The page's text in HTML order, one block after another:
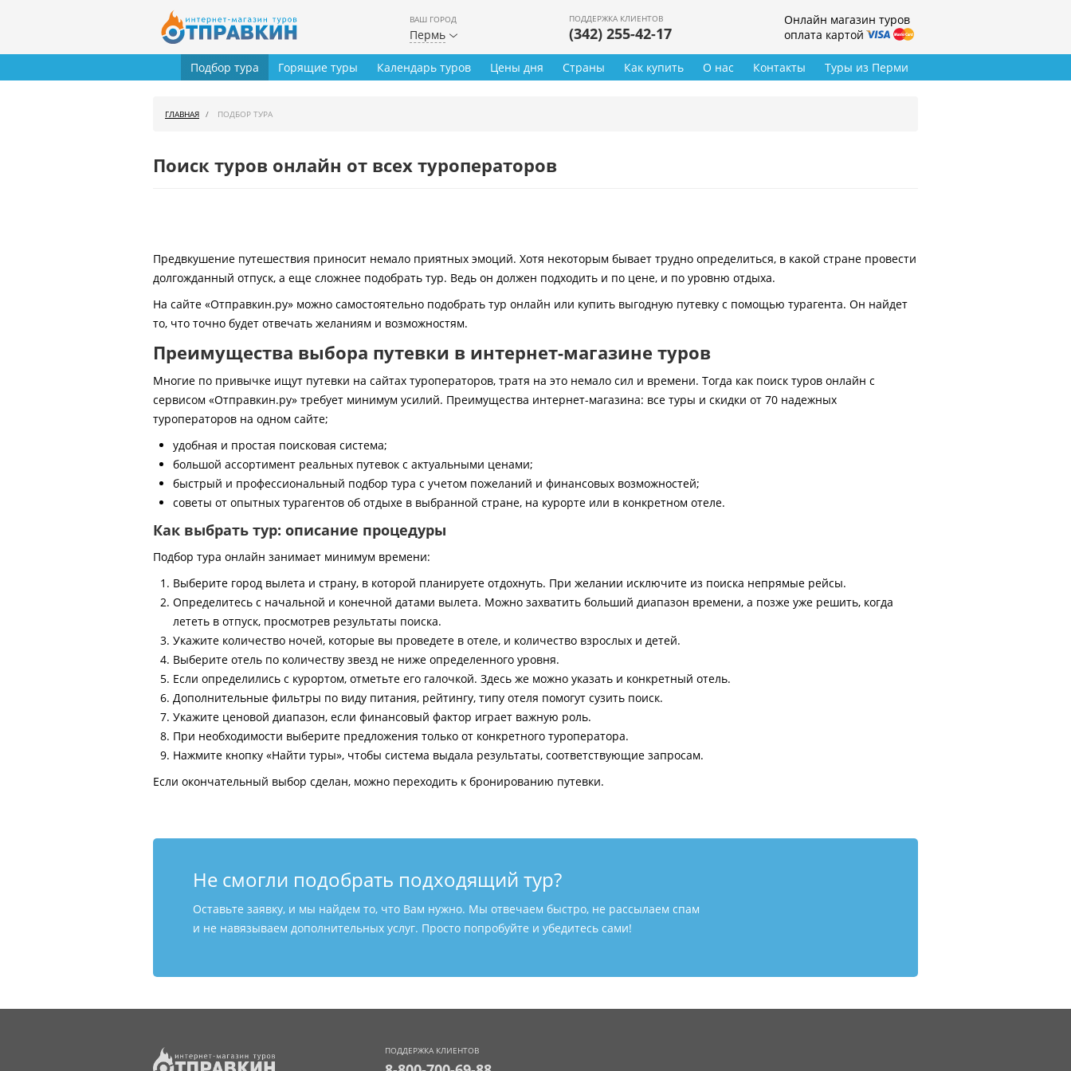
ВАШ ГОРОД
Пермь
ПОДДЕРЖКА КЛИЕНТОВ
(342) 255-42-17
Онлайн магазин туров
оплата картой
Туры из Перми
Подбор тура Горящие туры Календарь туров Цены дня Страны Как купить О нас Контакты
ГЛАВНАЯ ПОДБОР ТУРА
Поиск туров онлайн от всех туроператоров
Предвкушение путешествия приносит немало приятных эмоций. Хотя некоторым бывает трудно определиться, в какой стране провести
долгожданный отпуск, а еще сложнее подобрать тур. Ведь он должен подходить и по цене, и по уровню отдыха.
На сайте «Отправкин.ру» можно самостоятельно подобрать тур онлайн или купить выгодную путевку с помощью турагента. Он найдет
то, что точно будет отвечать желаниям и возможностям.
Преимущества выбора путевки в интернет-магазине туров
Многие по привычке ищут путевки на сайтах туроператоров, тратя на это немало сил и времени. Тогда как поиск туров онлайн с
сервисом «Отправкин.ру» требует минимум усилий. Преимущества интернет-магазина: все туры и скидки от 70 надежных
туроператоров на одном сайте;
удобная и простая поисковая система;
большой ассортимент реальных путевок с актуальными ценами;
быстрый и профессиональный подбор тура с учетом пожеланий и финансовых возможностей;
советы от опытных турагентов об отдыхе в выбранной стране, на курорте или в конкретном отеле.
Как выбрать тур: описание процедуры
Подбор тура онлайн занимает минимум времени:
Выберите город вылета и страну, в которой планируете отдохнуть. При желании исключите из поиска непрямые рейсы.
Определитесь с начальной и конечной датами вылета. Можно захватить больший диапазон времени, а позже уже решить, когда
лететь в отпуск, просмотрев результаты поиска.
Укажите количество ночей, которые вы проведете в отеле, и количество взрослых и детей.
Выберите отель по количеству звезд не ниже определенного уровня.
Если определились с курортом, отметьте его галочкой. Здесь же можно указать и конкретный отель.
Дополнительные фильтры по виду питания, рейтингу, типу отеля помогут сузить поиск.
Укажите ценовой диапазон, если финансовый фактор играет важную роль.
При необходимости выберите предложения только от конкретного туроператора.
Нажмите кнопку «Найти туры», чтобы система выдала результаты, соответствующие запросам.
Если окончательный выбор сделан, можно переходить к бронированию путевки.
Не смогли подобрать подходящий тур?
Оставьте заявку, и мы найдем то, что Вам нужно. Мы отвечаем быстро, не рассылаем спам
и не навязываем дополнительных услуг. Просто попробуйте и убедитесь сами!
ПОДДЕРЖКА КЛИЕНТОВ